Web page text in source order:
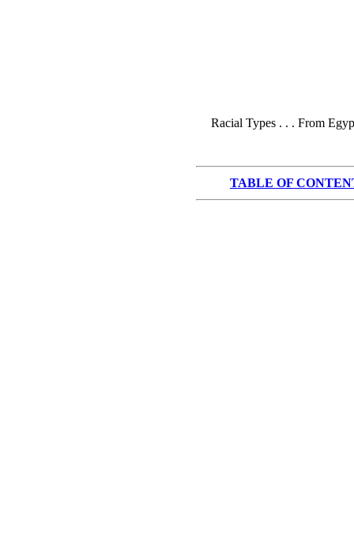
Racial Types . . . From
TABLE OF